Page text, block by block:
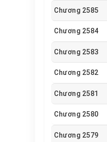
Chương 2585
Chương 2584
Chương 2583
Chương 2582
Chương 2581
Chương 2580
Chương 2579